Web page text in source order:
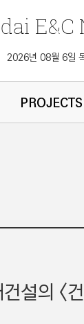
E&C
2026년 08월 6일
PROJECTS
설의 <